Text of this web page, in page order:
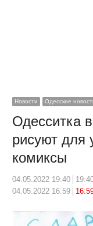
Новости Одесские
Одесситка
рисуют для
комиксы
04.05.2022 19:40
04.05.2022 16:59